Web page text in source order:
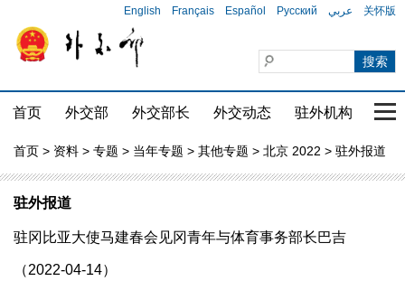
English Français Español Русский عربي 关怀版
首页 外交部 外交部长 外交动态 驻外机构 国
首页 > 资料 > 专题 > 当年专题 > 其他专题 > 北京 2022 > 驻外报道
驻外报道
驻冈比亚大使马建春会见冈青年与体育事务部长巴吉
（2022-04-14）